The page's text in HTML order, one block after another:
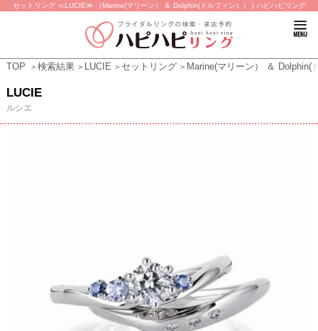
セットリング ≪LUCIE≫ （Marine(マリーン） ＆ Dolphin(ドルフィン）） | ハピハピリング
TOP 検索結果 LUCIE セットリング Marine(マリーン） ＆ Dolphin(
LUCIE
ルシエ